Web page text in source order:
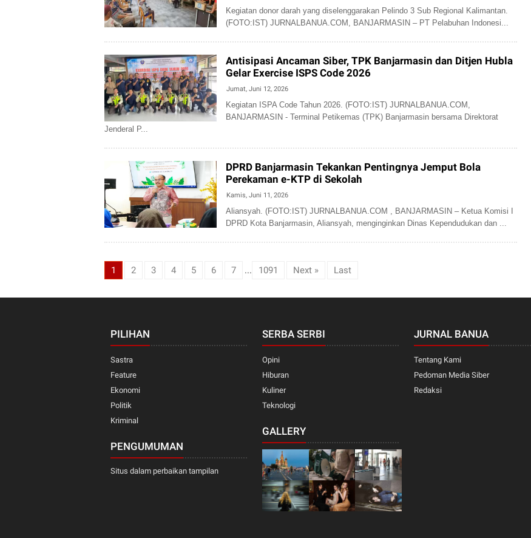
Kegiatan donor darah yang diselenggarakan Pelindo 3 Sub Regional Kalimantan.
(FOTO:IST) JURNALBANUA.COM, BANJARMASIN – PT Pelabuhan Indonesi...
Antisipasi Ancaman Siber, TPK Banjarmasin dan Ditjen Hubla
Gelar Exercise ISPS Code 2026
Jumat, Juni 12, 2026
Kegiatan ISPA Code Tahun 2026. (FOTO:IST) JURNALBANUA.COM,
BANJARMASIN - Terminal Petikemas (TPK) Banjarmasin bersama Direktorat
Jenderal P...
DPRD Banjarmasin Tekankan Pentingnya Jemput Bola
Perekaman e-KTP di Sekolah
Kamis, Juni 11, 2026
Aliansyah. (FOTO:IST) JURNALBANUA.COM , BANJARMASIN – Ketua Komisi I
DPRD Kota Banjarmasin, Aliansyah, menginginkan Dinas Kependudukan dan ...
1 2 3 4 5 6 7 ... 1091 Next » Last
PILIHAN
Sastra
Feature
Ekonomi
Politik
Kriminal
PENGUMUMAN
Situs dalam perbaikan tampilan
SERBA SERBI
Opini
Hiburan
Kuliner
Teknologi
GALLERY
JURNAL BANUA
Tentang Kami
Pedoman Media Siber
Redaksi